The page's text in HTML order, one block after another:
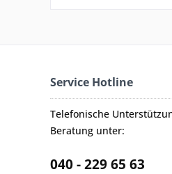
Service Hotline
Telefonische
Beratung unter:
040 - 229 65 63